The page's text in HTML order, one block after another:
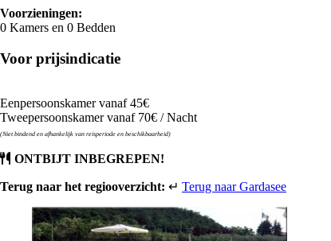
Voorzieningen:
0 Kamers en 0 Bedden
Voor prijsindicatie
Eenpersoonskamer vanaf 45€
Tweepersoonskamer vanaf 70€ / Nacht
(Niet bindend en afhankelijk van reisperiode en beschikbaarheid)
ONTBIJT INBEGREPEN!
Terug naar het regiooverzicht: ↵ Terug naar Gardasee